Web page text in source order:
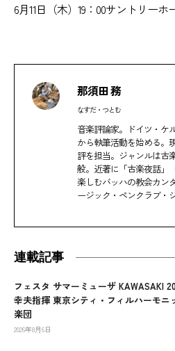
6月11日（木）19：00サントリー
那須田 務
なすだ・つとむ
音楽評論家。ドイツ・ケ
から執筆活動を始める。
評を担当。ジャンルは古
般。近著に「古楽夜話」
楽しむバッハの教会カン
ージック・ペンクラブ・
連載記事
フェスタ サマーミューザ KAWASAKI
幸夫指揮 東京シティ・フィルハーモニ
楽団
2026年8月6日